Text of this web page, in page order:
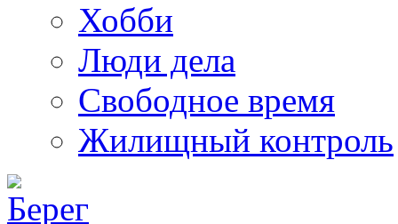
Хобби
Люди дела
Свободное время
Жилищный контроль